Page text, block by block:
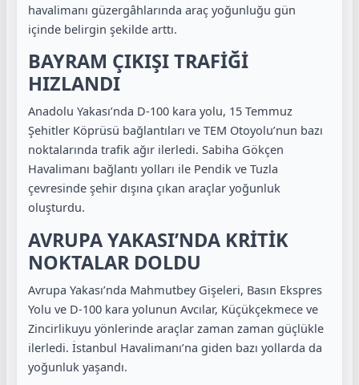
havalimanı güzergâhlarında araç yoğunluğu gün
içinde belirgin şekilde arttı.
BAYRAM ÇIKIŞI TRAFİĞİ
HIZLANDI
Anadolu Yakası’nda D-100 kara yolu, 15 Temmuz
Şehitler Köprüsü bağlantıları ve TEM Otoyolu’nun bazı
noktalarında trafik ağır ilerledi. Sabiha Gökçen
Havalimanı bağlantı yolları ile Pendik ve Tuzla
çevresinde şehir dışına çıkan araçlar yoğunluk
oluşturdu.
AVRUPA YAKASI’NDA KRİTİK
NOKTALAR DOLDU
Avrupa Yakası’nda Mahmutbey Gişeleri, Basın Ekspres
Yolu ve D-100 kara yolunun Avcılar, Küçükçekmece ve
Zincirlikuyu yönlerinde araçlar zaman zaman güçlükle
ilerledi. İstanbul Havalimanı’na giden bazı yollarda da
yoğunluk yaşandı.